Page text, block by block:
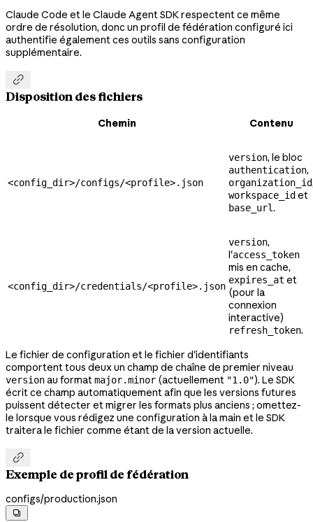
Claude Code et le Claude Agent SDK respectent ce même
ordre de résolution, donc un profil de fédération configuré ici
authentifie également ces outils sans configuration
supplémentaire.

Disposition des fichiers
Chemin Contenu
<config_dir>/configs/<profile>.json
version, le bloc
authentication,
organization_id
workspace_id et
base_url.
<config_dir>/credentials/<profile>.json
version,
l'access_token
mis en cache,
expires_at et
(pour la
connexion
interactive)
refresh_token.
Le fichier de configuration et le fichier d'identifiants
comportent tous deux un champ de chaîne de premier niveau
versionau formatmajor.minor (actuellement "1.0"). Le SDK
écrit ce champ automatiquement afin que les versions futures
puissent détecter et migrer les formats plus anciens ; omettez-
le lorsque vous rédigez une configuration à la main et le SDK
traitera le fichier comme étant de la version actuelle.

Exemple de profil de fédération
configs/production.json
